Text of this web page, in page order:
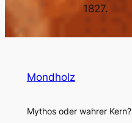
1827.
Mondholz
Mythos oder wahrer Kern?